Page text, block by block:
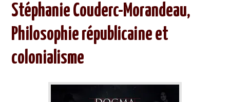
Stéphanie Couderc-Morandeau,
Philosophie républicaine et
colonialisme